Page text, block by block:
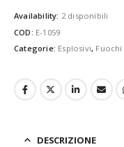
Availability: 2 disponibili
COD: E-1059
Categorie: Esplosivi, Fuochi
DESCRIZIONE